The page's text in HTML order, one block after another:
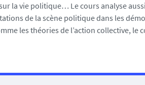
la vie politique… Le cours analyse
de la scène politique dans les
les théories de l’action collective,